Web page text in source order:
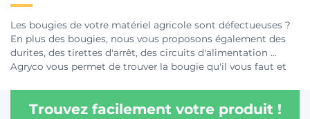
Les bougies de votre matériel agricole sont défectueuses ?
En plus des bougies, nous vous proposons également des
durites, des tirettes d'arrêt, des circuits d'alimentation ...
Agryco vous permet de trouver la bougie qu'il vous faut et
vous avez une question ou rencontrez un problème avec vos
pièces de d'alimentation ou de démarrage, notre équipe
Trouvez facilement votre produit !